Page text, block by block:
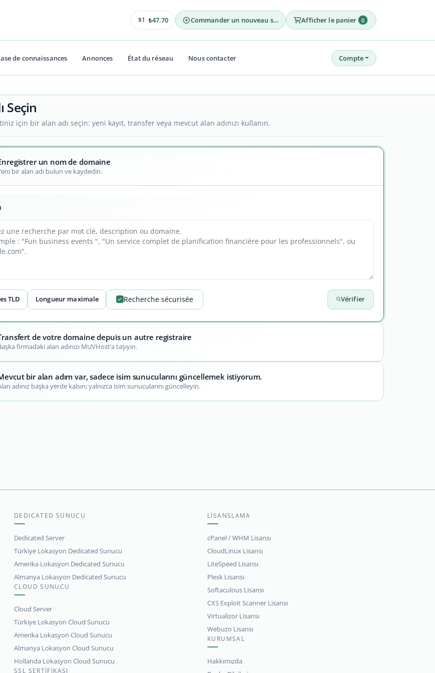
$1=₺47.70 Commander un nouveau service Afficher le panier 0
de connaissances Annonces État du réseau Nous contacter Compte
Seçin
için bir alan adı seçin: yeni kayıt, transfer veya mevcut alan adınızı kullanın.
un nom de domaine
bir alan adı bulun ve kaydedin.
TLD Longueur maximale Recherche sécurisée Vérifier
de votre domaine depuis un autre registraire
firmadaki alan adınızı MUVHost’a taşıyın.
bir alan adım var, sadece isim sunucularını güncellemek istiyorum.
adınız başka yerde kalsın; yalnızca isim sunucularını güncelleyin.
DEDICATED SUNUCU
Dedicated Server
Türkiye Lokasyon Dedicated Sunucu
Amerika Lokasyon Dedicated Sunucu
Almanya Lokasyon Dedicated Sunucu
CLOUD SUNUCU
Cloud Server
Türkiye Lokasyon Cloud Sunucu
Amerika Lokasyon Cloud Sunucu
Almanya Lokasyon Cloud Sunucu
Hollanda Lokasyon Cloud Sunucu
SSL SERTİFİKASI
LİSANSLAMA
cPanel / WHM Lisansı
CloudLinux Lisansı
LiteSpeed Lisansı
Plesk Lisansı
Softaculous Lisansı
CXS Exploit Scanner Lisansı
Virtualizor Lisansı
Webuzo Lisansı
KURUMSAL
Hakkımızda